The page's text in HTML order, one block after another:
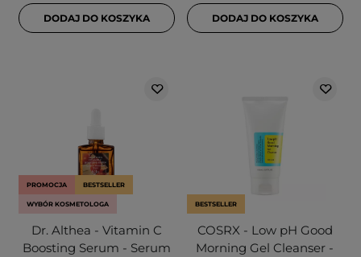
DODAJ DO KOSZYKA DODAJ DO KOSZYKA
PROMOCJA BESTSELLER
WYBÓR KOSMETOLOGA
Dr. Althea - Vitamin C
Boosting Serum - Serum
BESTSELLER
COSRX - Low pH Good
Morning Gel Cleanser -